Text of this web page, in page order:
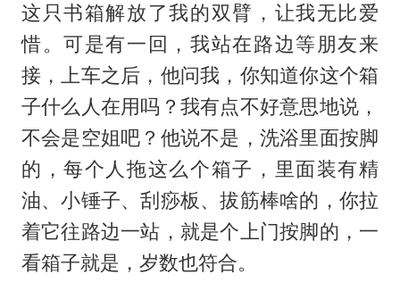
这只书箱解放了我的双臂，让我无比爱
惜。可是有一回，我站在路边等朋友来
接，上车之后，他问我，你知道你这个箱
子什么人在用吗？我有点不好意思地说，
不会是空姐吧？他说不是，洗浴里面按脚
的，每个人拖这么个箱子，里面装有精
油、小锤子、刮痧板、拔筋棒啥的，你拉
着它往路边一站，就是个上门按脚的，一
看箱子就是，岁数也符合。